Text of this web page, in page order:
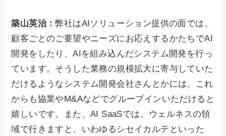
築山英治：弊社はAIソリューション提供の面では、
顧客ごとのご要望やニーズにお応えするかたちでAI
開発をしたり、AIを組み込んだシステム開発を行っ
ています。そうした業務の規模拡大に寄与していた
だけるようなシステム開発会社さんとかには、これ
からも協業やM&Aなどでグループインいただけると
嬉しいです。また、AI SaaSでは、ウェルネスの領
域で行きますと、いわゆるシセイカルテといった